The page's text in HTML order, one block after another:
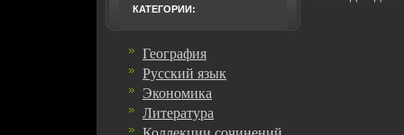
КАТЕГОРИИ:
География
Русский язык
Экономика
Литература